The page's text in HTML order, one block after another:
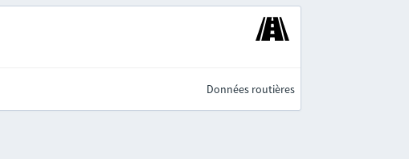
Données routières